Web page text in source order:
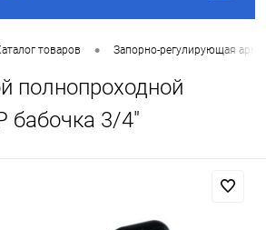
товаров • Запорно-регулирующая
полнопроходной
бабочка 3/4"